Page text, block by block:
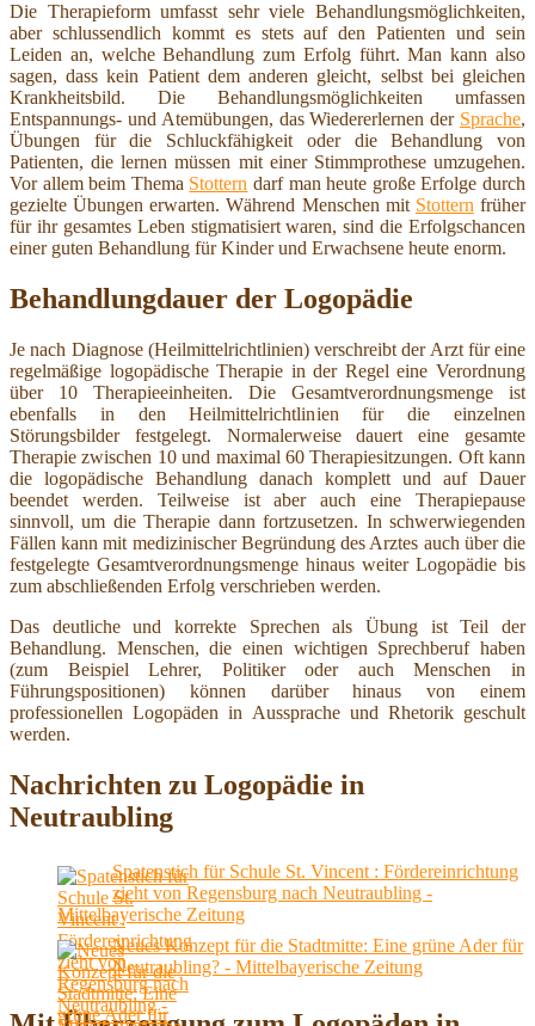
Die Therapieform umfasst sehr viele Behandlungsmöglichkeiten,
aber schlussendlich kommt es stets auf den Patienten und sein
Leiden an, welche Behandlung zum Erfolg führt. Man kann also
sagen, dass kein Patient dem anderen gleicht, selbst bei gleichen
Krankheitsbild. Die Behandlungsmöglichkeiten umfassen
Entspannungs- und Atemübungen, das Wiedererlernen der Sprache,
Übungen für die Schluckfähigkeit oder die Behandlung von
Patienten, die lernen müssen mit einer Stimmprothese umzugehen.
Vor allem beim Thema Stottern darf man heute große Erfolge durch
gezielte Übungen erwarten. Während Menschen mit Stottern früher
für ihr gesamtes Leben stigmatisiert waren, sind die Erfolgschancen
einer guten Behandlung für Kinder und Erwachsene heute enorm.
Behandlungdauer der Logopädie
Je nach Diagnose (Heilmittelrichtlinien) verschreibt der Arzt für eine
regelmäßige logopädische Therapie in der Regel eine Verordnung
über 10 Therapieeinheiten. Die Gesamtverordnungsmenge ist
ebenfalls in den Heilmittelrichtlinien für die einzelnen
Störungsbilder festgelegt. Normalerweise dauert eine gesamte
Therapie zwischen 10 und maximal 60 Therapiesitzungen. Oft kann
die logopädische Behandlung danach komplett und auf Dauer
beendet werden. Teilweise ist aber auch eine Therapiepause
sinnvoll, um die Therapie dann fortzusetzen. In schwerwiegenden
Fällen kann mit medizinischer Begründung des Arztes auch über die
festgelegte Gesamtverordnungsmenge hinaus weiter Logopädie bis
zum abschließenden Erfolg verschrieben werden.
Das deutliche und korrekte Sprechen als Übung ist Teil der
Behandlung. Menschen, die einen wichtigen Sprechberuf haben
(zum Beispiel Lehrer, Politiker oder auch Menschen in
Führungspositionen) können darüber hinaus von einem
professionellen Logopäden in Aussprache und Rhetorik geschult
werden.
Nachrichten zu Logopädie in
Neutraubling
Spatenstich für Schule St. Vincent : Fördereinrichtung
zieht von Regensburg nach Neutraubling -
Mittelbayerische Zeitung
Neues Konzept für die Stadtmitte: Eine grüne Ader für
Neutraubling? - Mittelbayerische Zeitung